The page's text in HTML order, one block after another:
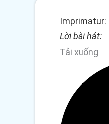
Imprimatur:
Lời bài hát:
Tải xuống